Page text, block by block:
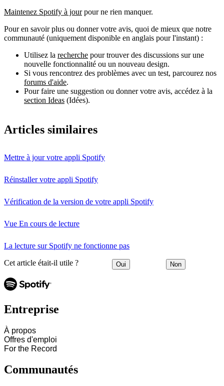
Maintenez Spotify à jourpour ne rien manquer.
Pour en savoir plus ou donner votre avis, quoi de mieux que notre
communauté (uniquement disponible en anglais pour l'instant) :
Utilisez la recherche pour trouver des discussions sur une
nouvelle fonctionnalité ou un nouveau design.
Si vous rencontrez des problèmes avec un test, parcourez nos
forums d'aide.
Pour faire une suggestion ou donner votre avis, accédez à la
section Ideas (Idées).
Articles similaires
Mettre à jour votre appli Spotify
Réinstaller votre appli Spotify
Vérification de la version de votre appli Spotify
Vue En cours de lecture
La lecture sur Spotify ne fonctionne pas
Cet article était-il utile ? Oui Non
Entreprise
À propos
Offres d'emploi
For the Record
Communautés